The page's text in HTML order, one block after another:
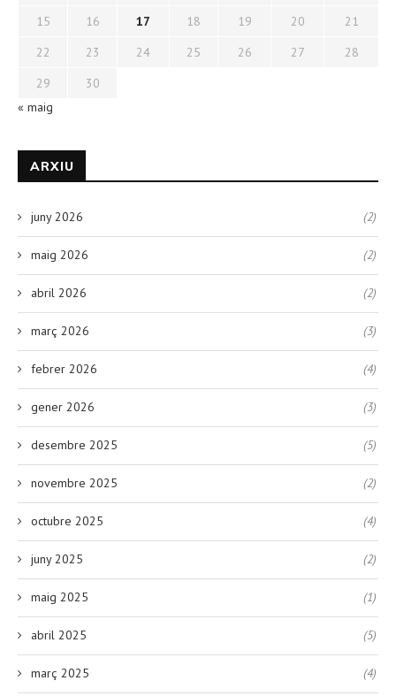
15
16 17 18 19 20
21
22
23 24 25 26 27
28
29
30
« maig
ARXIU
juny 2026 (2)
maig 2026 (2)
abril 2026 (2)
març 2026 (3)
febrer 2026 (4)
gener 2026 (3)
desembre 2025 (5)
novembre 2025 (2)
octubre 2025 (4)
juny 2025 (2)
maig 2025 (1)
abril 2025 (5)
març 2025 (4)